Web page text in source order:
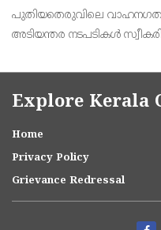
പുതിയതെരുവിലെ
അടിയന്തര നടപടികള്‍
Explore Kerala
Home
Privacy Policy
Grievance Redressal